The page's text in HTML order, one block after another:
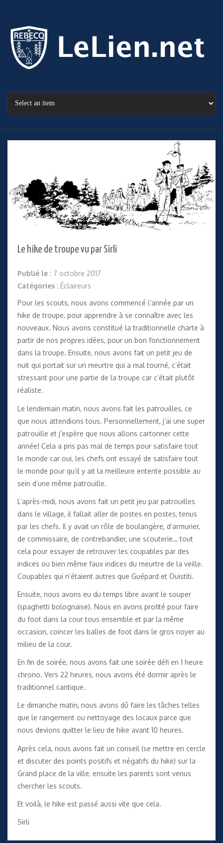
Le hike de troupe vu par Sirli
Publié le : 7 octobre 2017
Catégories : Éclaireurs
Pour les scouts, nous avons commencé l’année par un
hike de troupe, pour apprendre à se connaître avec les
nouveaux. Nous avons constitué la traditionnelle charte à
partir de nos propres idées, pour un bon fonctionnement
dans la troupe. Ensuite, nous avons fait un petit jeu de
nuit qui portait sur un meurtre qui a mal tourné, c’était
stressant pour une partie de la troupe car c’était plutôt
réaliste.
Le lendemain matin, nous avons fait les patrouilles, ce
que nous attendions tous. Personnellement, j’ai une super
patrouille et j’espère que nous allons cartonner cette
année! Cela a pris pas mal de temps pour satisfaire tout
le monde car oui, les chefs ont essayé de satisfaire tout
le monde pour qu’il y ait la meilleure entente possible au
sein d’une même patrouille.
L’après-midi, nous avons fait un petit jeu par patrouilles
dans le village, il fallait aller de postes en postes, tenus
par les chefs. Il y avait un rôle de boulangère, d’armurier,
de commissaire, de contrebandier, une scouterie… tout
cela pour essayer de retrouver les coupables par des
indices ou bien même faux indices du meurtre de la veille.
Coupables qui n’étaient autres que Guépard et Ouistiti.
Ensuite, nous avons eu du temps libre avant le souper
(spaghetti bolognaise). Nous en avons profité pour faire
du foot dans la cour tous ensemble et par la même
occasion, coincer les balles de foot dans le gros noyer au
milieu de la cour.
En fin de soirée, nous avons fait une soirée défi en 1 heure
chrono. Vers 22 heures, nous avons été dormir après le
traditionnel cantique.
Le dimanche matin, nous avons dû faire les tâches telles
que le rangement ou nettoyage des locaux parce que
nous devions quitter le lieu de hike avant 10 heures.
Après cela, nous avons fait un conseil (se mettre en cercle
et discuter des points positifs et négatifs du hike) sur la
Grand place de la ville, ensuite les parents sont venus
chercher les scouts.
Et voilà, le hike est passé aussi vite que cela.
Sirli